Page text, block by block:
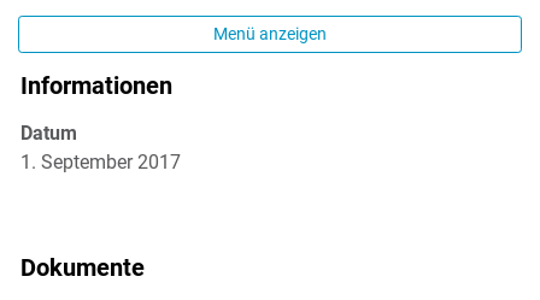
Menü anzeigen
Informationen
Datum
1. September 2017
Dokumente